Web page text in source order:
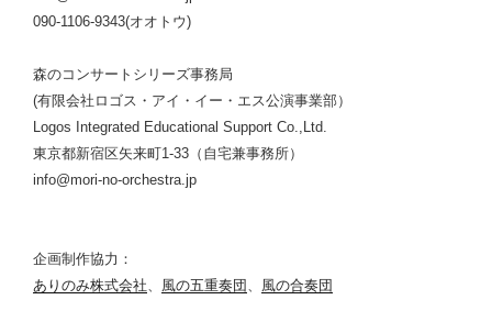
090-1106-9343(オオトウ)
森のコンサートシリーズ事務局
(有限会社ロゴス・アイ・イー・エス公演事業部）
Logos Integrated Educational Support Co.,Ltd.
東京都新宿区矢来町1-33（自宅兼事務所）
info@mori-no-orchestra.jp
企画制作協力：
ありのみ株式会社、 風の五重奏団 、 風の合奏団